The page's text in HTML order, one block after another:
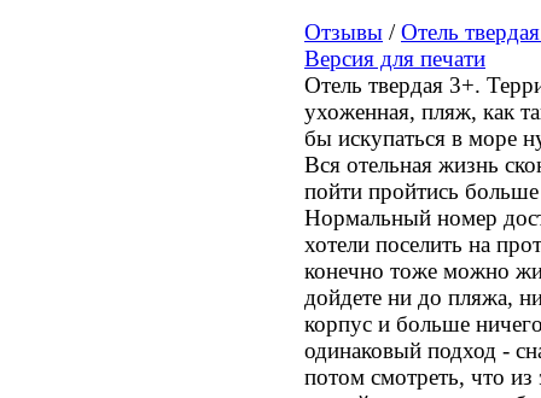
Отзывы /Отель
Версия для печати
Отель твердая 3+.
ухоженная, пляж, как
бы искупаться в море
Вся отельная жизнь
пойти пройтись больше
Нормальный номер
хотели поселить на
конечно тоже можно
дойдете ни до пляжа,
корпус и больше
одинаковый подход -
потом смотреть, что